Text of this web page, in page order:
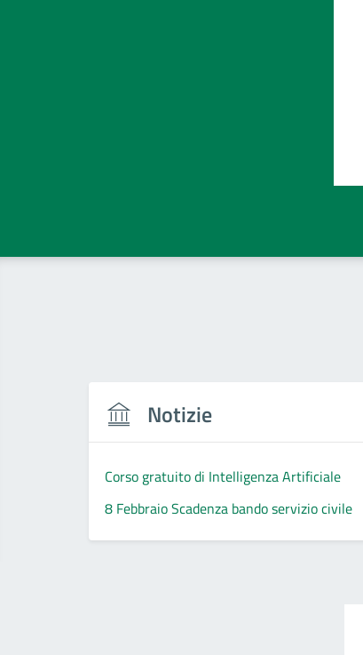
Notizie
Corso gratuito di Intelligenza Artificiale
8 Febbraio Scadenza bando servizio civile